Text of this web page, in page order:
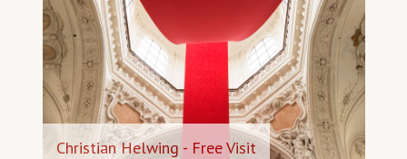
Christian Helwing - Free Visit